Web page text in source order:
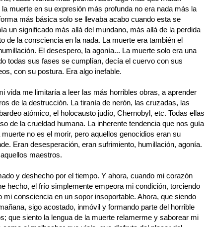
muerte en su expresión más profunda no era nada más la
más básica solo se llevaba acabo cuando esta se
un significado más allá del mundano, más allá de la perdida
de la consciencia en la nada. La muerte era también el
El desespero, la agonía... La muerte solo era una
todas sus fases se cumplían, decía el cuervo con sus
con su postura. Era algo inefable.
vida me limitaría a leer las más horribles obras, a aprender
de la destrucción. La tiranía de nerón, las cruzadas, las
atómico, el holocausto judío, Chernobyl, etc. Todas ellas
de la crueldad humana. La inherente tendencia que nos guía
no es el morir, pero aquellos genocidios eran su
Eran desesperación, eran sufrimiento, humillación, agonía.
maestros.
y deshecho por el tiempo. Y ahora, cuando mi corazón
hecho, el frío simplemente empeora mi condición, torciendo
mi consciencia en un sopor insoportable. Ahora, que siendo
sigo acostado, inmóvil y formando parte del horrible
que siento la lengua de la muerte relamerme y saborear mi